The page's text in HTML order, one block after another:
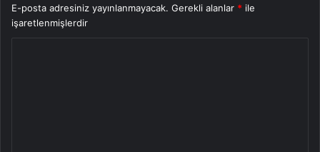
E-posta adresiniz yayınlanmayacak. Gerekli alanlar * ile
işaretlenmişlerdir